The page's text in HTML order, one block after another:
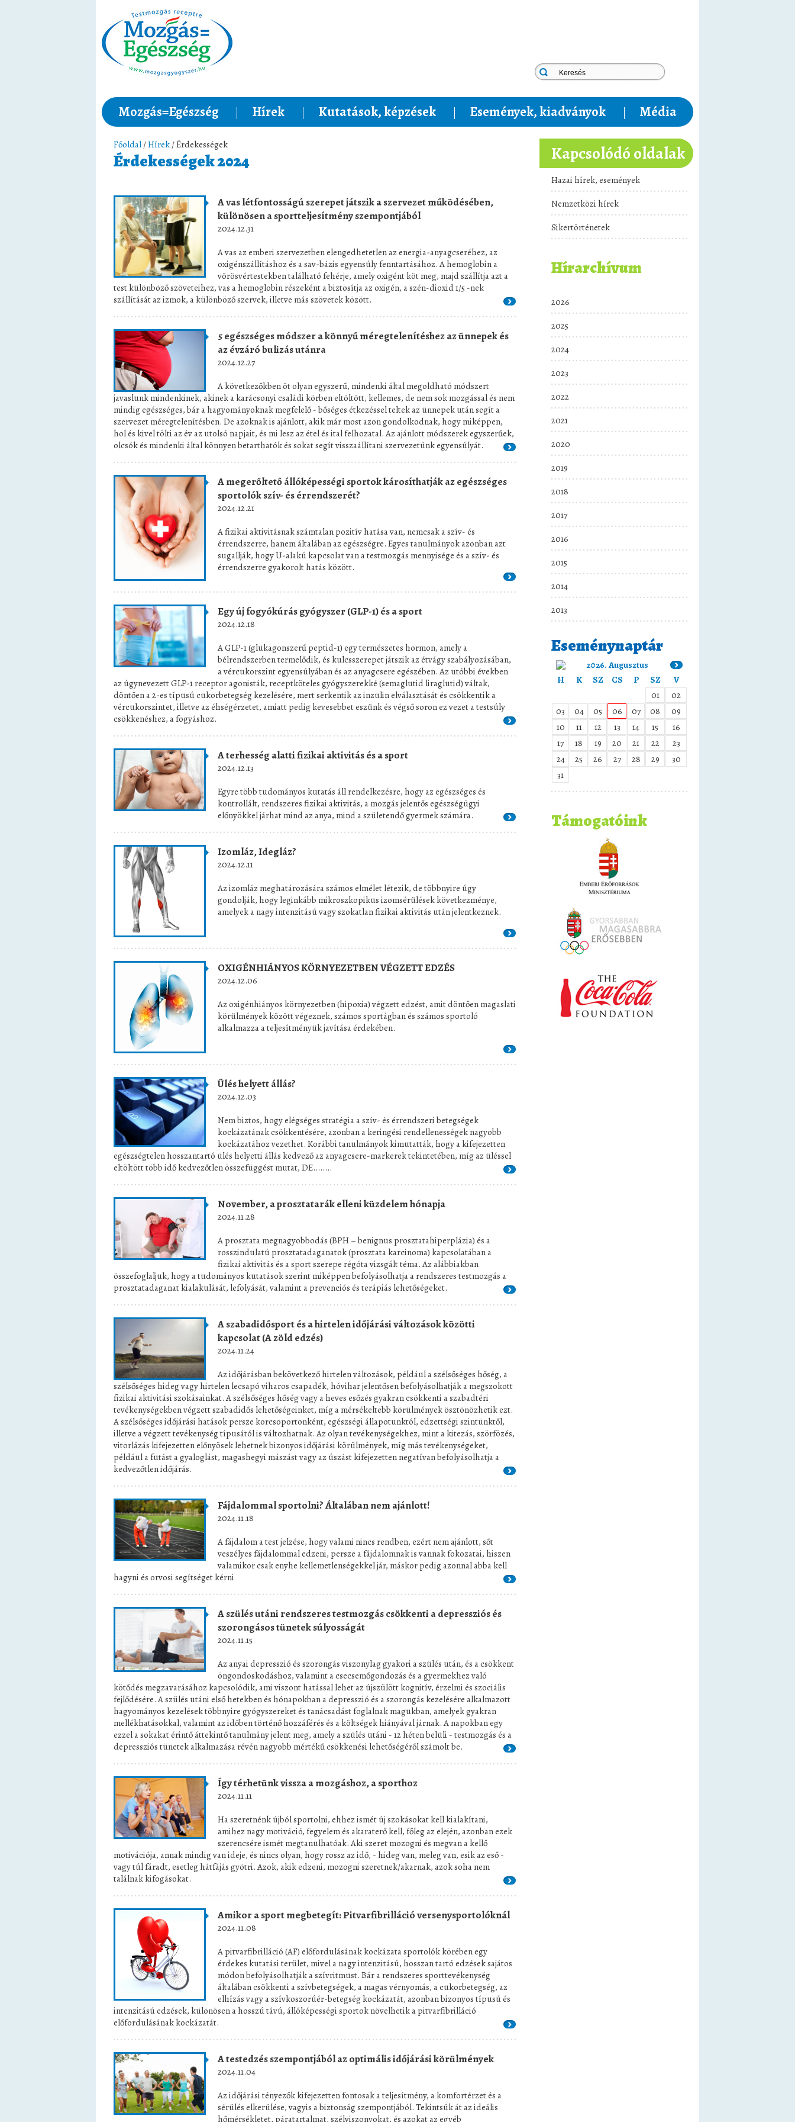
Mozgás=Egészség Hírek Kutatások, képzések Események, kiadványok Média
Főoldal /Hírek / Érdekességek
Érdekességek 2024
A vas létfontosságú szerepet játszik a szervezet működésében,
különösen a sportteljesítmény szempontjából
2024.12.31
A vas az emberi szervezetben elengedhetetlen az energia-anyagcseréhez, az
oxigénszállításhoz és a sav-bázis egyensúly fenntartásához. A hemoglobin a
vörösvértestekben található fehérje, amely oxigént köt meg, majd szállítja azt a
test különböző szöveteihez, vas a hemoglobin részeként a biztosítja az oxigén, a szén-dioxid 1/5 -nek
szállítását az izmok, a különböző szervek, illetve más szövetek között.
5 egészséges módszer a könnyű méregtelenítéshez az ünnepek és
az évzáró bulizás utánra
2024.12.27
A következőkben öt olyan egyszerű, mindenki által megoldható módszert
javaslunk mindenkinek, akinek a karácsonyi családi körben eltöltött, kellemes, de nem sok mozgással és nem
mindig egészséges, bár a hagyományoknak megfelelő - bőséges étkezéssel teltek az ünnepek után segít a
szervezet méregtelenítésben. De azoknak is ajánlott, akik már most azon gondolkodnak, hogy miképpen,
hol és kivel tölti az év az utolsó napjait, és mi lesz az étel és ital felhozatal. Az ajánlott módszerek egyszerűek,
olcsók és mindenki által könnyen betarthatók és sokat segít visszaállítani szervezetünk egyensúlyát.
A megerőltető állóképességi sportok károsíthatják az egészséges
sportolók szív- és érrendszerét?
2024.12.21
A fizikai aktivitásnak számtalan pozitív hatása van, nemcsak a szív- és
érrendszerre, hanem általában az egészségre. Egyes tanulmányok azonban azt
sugallják, hogy U-alakú kapcsolat van a testmozgás mennyisége és a szív- és
érrendszerre gyakorolt hatás között.
Egy új fogyókúrás gyógyszer (GLP-1) és a sport
2024.12.18
A GLP-1 (glükagonszerű peptid-1) egy természetes hormon, amely a
bélrendszerben termelődik, és kulcsszerepet játszik az étvágy szabályozásában,
a vércukorszint egyensúlyában és az anyagcsere egészében. Az utóbbi években
az úgynevezett GLP-1 receptor agonisták, receptköteles gyógyszerekké (semaglutid liraglutid) váltak,
döntően a 2-es típusú cukorbetegség kezelésére, mert serkentik az inzulin elválasztását és csökkentik a
vércukorszintet, illetve az éhségérzetet, amiatt pedig kevesebbet eszünk és végső soron ez vezet a testsúly
csökkenéshez, a fogyáshoz.
A terhesség alatti fizikai aktivitás és a sport
2024.12.13
Egyre több tudományos kutatás áll rendelkezésre, hogy az egészséges és
kontrollált, rendszeres fizikai aktivitás, a mozgás jelentős egészségügyi
előnyökkel járhat mind az anya, mind a születendő gyermek számára.
Izomláz, Idegláz?
2024.12.11
Az izomláz meghatározására számos elmélet létezik, de többnyire úgy
gondolják, hogy leginkább mikroszkopikus izomsérülések következménye,
amelyek a nagy intenzitású vagy szokatlan fizikai aktivitás után jelentkeznek.
OXIGÉNHIÁNYOS KÖRNYEZETBEN VÉGZETT EDZÉS
2024.12.06
Az oxigénhiányos környezetben (hipoxia) végzett edzést, amit döntően magaslati
körülmények között végeznek, számos sportágban és számos sportoló
alkalmazza a teljesítményük javítása érdekében.
Ülés helyett állás?
2024.12.03
Nem biztos, hogy elégséges stratégia a szív- és érrendszeri betegségek
kockázatának csökkentésére, azonban a keringési rendellenességek nagyobb
kockázatához vezethet. Korábbi tanulmányok kimutatták, hogy a kifejezetten
egészségtelen hosszantartó ülés helyetti állás kedvező az anyagcsere-markerek tekintetében, míg az üléssel
eltöltött több idő kedvezőtlen összefüggést mutat, DE........
November, a prosztatarák elleni küzdelem hónapja
2024.11.28
A prosztata megnagyobbodás (BPH – benignus prosztatahiperplázia) és a
rosszindulatú prosztatadaganatok (prosztata karcinoma) kapcsolatában a
fizikai aktivitás és a sport szerepe régóta vizsgált téma. Az alábbiakban
összefoglaljuk, hogy a tudományos kutatások szerint miképpen befolyásolhatja a rendszeres testmozgás a
prosztatadaganat kialakulását, lefolyását, valamint a prevenciós és terápiás lehetőségeket.
A szabadidősport és a hirtelen időjárási változások közötti
kapcsolat (A zöld edzés)
2024.11.24
Az időjárásban bekövetkező hirtelen változások, például a szélsőséges hőség, a
szélsőséges hideg vagy hirtelen lecsapó viharos csapadék, hóvihar jelentősen befolyásolhatják a megszokott
fizikai aktivitási szokásainkat. A szélsőséges hőség vagy a heves esőzés gyakran csökkenti a szabadtéri
tevékenységekben végzett szabadidős lehetőségeinket, míg a mérsékeltebb körülmények ösztönözhetik ezt.
A szélsőséges időjárási hatások persze korcsoportonként, egészségi állapotunktól, edzettségi szintünktől,
illetve a végzett tevékenység típusától is változhatnak. Az olyan tevékenységekhez, mint a kitezás, szörfözés,
vitorlázás kifejezetten előnyösek lehetnek bizonyos időjárási körülmények, míg más tevékenységeket,
például a futást a gyaloglást, magashegyi mászást vagy az úszást kifejezetten negatívan befolyásolhatja a
kedvezőtlen időjárás.
Fájdalommal sportolni? Általában nem ajánlott!
2024.11.18
A fájdalom a test jelzése, hogy valami nincs rendben, ezért nem ajánlott, sőt
veszélyes fájdalommal edzeni, persze a fájdalomnak is vannak fokozatai, hiszen
valamikor csak enyhe kellemetlenségekkel jár, máskor pedig azonnal abba kell
hagyni és orvosi segítséget kérni
A szülés utáni rendszeres testmozgás csökkenti a depressziós és
szorongásos tünetek súlyosságát
2024.11.15
Az anyai depresszió és szorongás viszonylag gyakori a szülés után, és a csökkent
öngondoskodáshoz, valamint a csecsemőgondozás és a gyermekhez való
kötődés megzavarásához kapcsolódik, ami viszont hatással lehet az újszülött kognitív, érzelmi és szociális
fejlődésére. A szülés utáni első hetekben és hónapokban a depresszió és a szorongás kezelésére alkalmazott
hagyományos kezelések többnyire gyógyszereket és tanácsadást foglalnak magukban, amelyek gyakran
mellékhatásokkal, valamint az időben történő hozzáférés és a költségek hiányával járnak. A napokban egy
ezzel a sokakat érintő áttekintő tanulmány jelent meg, amely a szülés utáni - 12 héten belüli - testmozgás és a
depressziós tünetek alkalmazása révén nagyobb mértékű csökkenési lehetőségéről számolt be.
Így térhetünk vissza a mozgáshoz, a sporthoz
2024.11.11
Ha szeretnénk újból sportolni, ehhez ismét új szokásokat kell kialakítani,
amihez nagy motiváció, fegyelem és akaraterő kell, főleg az elején, azonban ezek
szerencsére ismét megtanulhatóak. Aki szeret mozogni és megvan a kellő
motivációja, annak mindig van ideje, és nincs olyan, hogy rossz az idő, - hideg van, meleg van, esik az eső -
vagy túl fáradt, esetleg hátfájás gyötri. Azok, akik edzeni, mozogni szeretnek/akarnak, azok soha nem
találnak kifogásokat.
Amikor a sport megbetegít: Pitvarfibrilláció versenysportolóknál
2024.11.08
A pitvarfibrilláció (AF) előfordulásának kockázata sportolók körében egy
érdekes kutatási terület, mivel a nagy intenzitású, hosszan tartó edzések sajátos
módon befolyásolhatják a szívritmust. Bár a rendszeres sporttevékenység
általában csökkenti a szívbetegségek, a magas vérnyomás, a cukorbetegség, az
elhízás vagy a szívkoszorúér-betegség kockázatát, azonban bizonyos típusú és
intenzitású edzések, különösen a hosszú távú, állóképességi sportok növelhetik a pitvarfibrilláció
előfordulásának kockázatát.
A testedzés szempontjából az optimális időjárási körülmények
2024.11.04
Az időjárási tényezők kifejezetten fontosak a teljesítmény, a komfortérzet és a
sérülés elkerülése, vagyis a biztonság szempontjából. Tekintsük át az ideális
hőmérsékletet, páratartalmat, szélviszonyokat, és azokat az egyéb
Kapcsolódó oldalak
Hazai hírek, események
Nemzetközi hírek
Sikertörténetek
Hírarchívum
2026
2025
2024
2023
2022
2021
2020
2019
2018
2017
2016
2015
2014
2013
Eseménynaptár
2026. Augusztus
H
K SZ CS P SZ
V
01
02
03
04 05 06 07 08
09
10
11 12 13 14 15
16
17
18 19 20 21 22
23
24
25 26 27 28 29
30
31
Támogatóink